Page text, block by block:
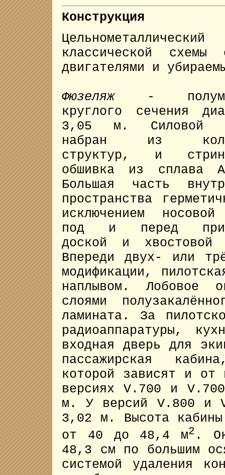
Конструкция
классической схемы
двигателями и
Фюзеляж-
круглого сечения
3,05 м. Силовой
набран из
структур, и
обшивка из сплава
Большая часть
пространства
исключением
под и перед
доской и хвостовой
Впереди двух- или
модификации,
наплывом. Лобовое
слоями
ламината. За
радиоаппаратуры,
входная дверь для
пассажирская
которой зависят и от
версиях V.700 и
м. У версий V.800 и
3,02 м. Высота
от 40 до 48,4 м2 .
48,3 см по большим
системой удаления